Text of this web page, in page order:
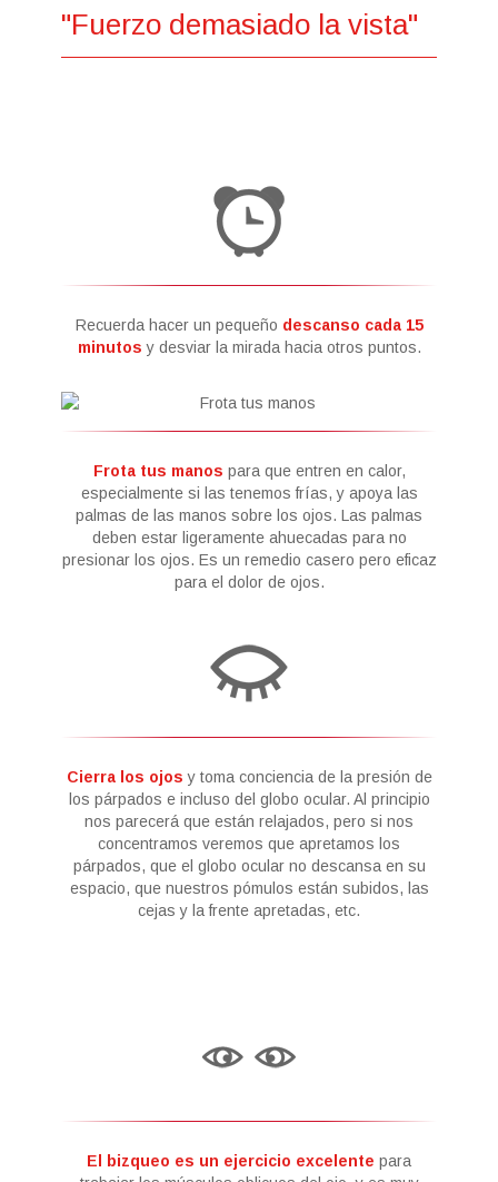
"Fuerzo demasiado la vista"
Recuerda hacer un pequeño descanso cada 15
minutos y desviar la mirada hacia otros puntos.
Frota tus manos para que entren en calor,
especialmente si las tenemos frías, y apoya las
palmas de las manos sobre los ojos. Las palmas
deben estar ligeramente ahuecadas para no
presionar los ojos. Es un remedio casero pero eficaz
para el dolor de ojos.
Cierra los ojos y toma conciencia de la presión de
los párpados e incluso del globo ocular. Al principio
nos parecerá que están relajados, pero si nos
concentramos veremos que apretamos los
párpados, que el globo ocular no descansa en su
espacio, que nuestros pómulos están subidos, las
cejas y la frente apretadas, etc.
El bizqueo es un ejercicio excelente para